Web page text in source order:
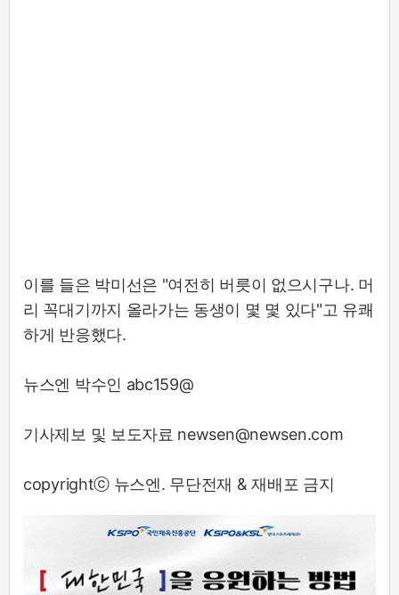
이를 들은 박미선은 "여전히 버릇이 없으시구나. 머
리 꼭대기까지 올라가는 동생이 몇 몇 있다"고 유쾌
하게 반응했다.
뉴스엔 박수인 abc159@
기사제보 및 보도자료 newsen@newsen.com
copyrightⓒ 뉴스엔. 무단전재 & 재배포 금지